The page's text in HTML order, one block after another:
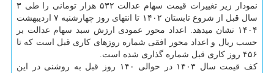
نمودار زیر تغییرات قیمت سهام عدالت ۵۳۲ هزار تومانی را طی ۳
سال قبل از شروع تابستان ۱۴۰۲ تا انتهای روز چهارشنبه ۷ اردیبهشت
۱۴۰۴ نشان میدهد. اعداد محور عمودی ارزش سبد سهام عدالت بر
حسب ریال و اعداد محور افقی شماره روزهای کاری قبل است که تا
۴۵۶ روز کاری قبل شماره گذاری شده است.
کف قیمت سال ۱۴۰۳ در حوالی ۱۴۰ روز قبل به روشنی در این